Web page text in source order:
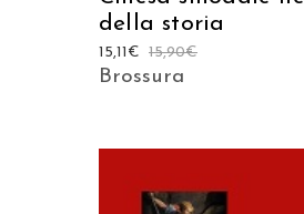
della storia
15,90€
15,11 €
Brossura